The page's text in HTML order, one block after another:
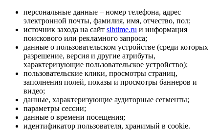
персональные данные – номер телефона, адрес
электронной почты, фамилия, имя, отчество, пол;
источник захода на сайт sibtime.ru и информация
поискового или рекламного запроса;
данные о пользовательском устройстве (среди которых
разрешение, версия и другие атрибуты,
характеризующие пользовательское устройство);
пользовательские клики, просмотры страниц,
заполнения полей, показы и просмотры баннеров и
видео;
данные, характеризующие аудиторные сегменты;
параметры сессии;
данные о времени посещения;
идентификатор пользователя, хранимый в cookie.